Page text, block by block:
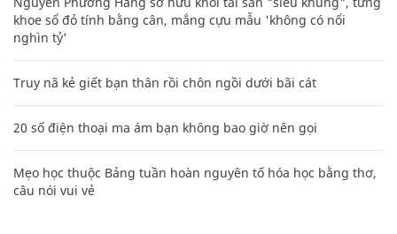
khoe sổ đỏ tính bằng cân, mắng cựu mẫu 'không có nổi
nghìn tỷ'
Truy nã kẻ giết bạn thân rồi chôn ngồi dưới bãi cát
20 số điện thoại ma ám bạn không bao giờ nên gọi
Mẹo học thuộc Bảng tuần hoàn nguyên tố hóa học bằng thơ,
câu nói vui vẻ